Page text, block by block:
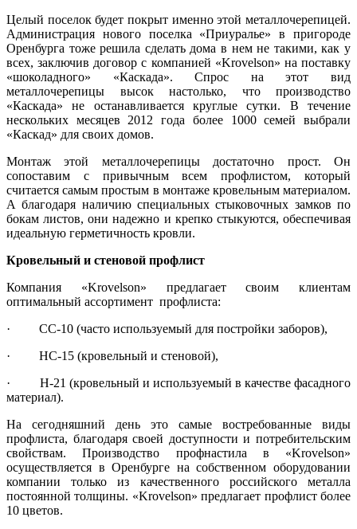
Целый поселок будет покрыт именно этой металлочерепицей.
Администрация нового поселка «Приуралье» в пригороде
Оренбурга тоже решила сделать дома в нем не такими, как у
всех, заключив договор с компанией «Krovelson» на поставку
«шоколадного» «Каскада». Спрос на этот вид
металлочерепицы высок настолько, что производство
«Каскада» не останавливается круглые сутки. В течение
нескольких месяцев 2012 года более 1000 семей выбрали
«Каскад» для своих домов.
Монтаж этой металлочерепицы достаточно прост. Он
сопоставим с привычным всем профлистом, который
считается самым простым в монтаже кровельным материалом.
А благодаря наличию специальных стыковочных замков по
бокам листов, они надежно и крепко стыкуются, обеспечивая
идеальную герметичность кровли.
Кровельный и стеновой профлист
Компания «Krovelson» предлагает своим клиентам
оптимальный ассортимент профлиста:
· СС-10 (часто используемый для постройки заборов),
· НС-15 (кровельный и стеновой),
· Н-21 (кровельный и используемый в качестве фасадного
материал).
На сегодняшний день это самые востребованные виды
профлиста, благодаря своей доступности и потребительским
свойствам. Производство профнастила в «Krovelson»
осуществляется в Оренбурге на собственном оборудовании
компании только из качественного российского металла
постоянной толщины. «Krovelson» предлагает профлист более
10 цветов.